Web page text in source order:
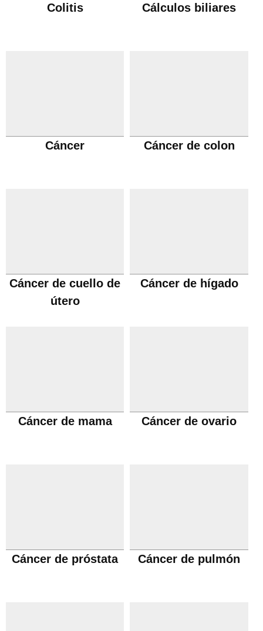
Colitis Cálculos biliares
Cáncer Cáncer de colon
Cáncer de cuello de
útero
Cáncer de hígado
Cáncer de mama Cáncer de ovario
Cáncer de próstata Cáncer de pulmón